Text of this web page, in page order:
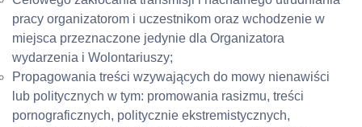
pracy organizatorom i uczestnikom oraz wchodzenie w
miejsca przeznaczone jedynie dla Organizatora
wydarzenia i Wolontariuszy;
Propagowania treści wzywających do mowy nienawiści
lub politycznych w tym: promowania rasizmu, treści
pornograficznych, politycznie ekstremistycznych,